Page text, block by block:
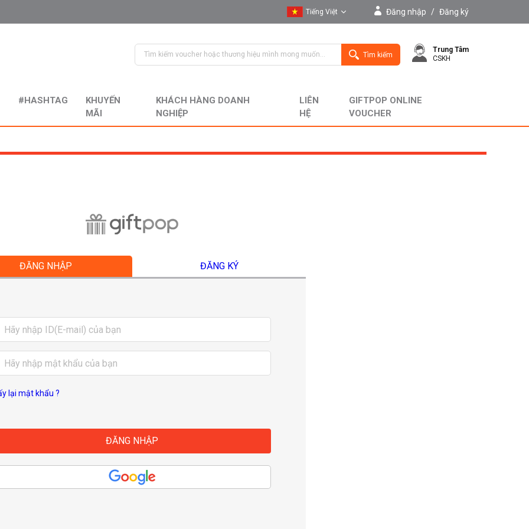
Tiếng Việt
English
Đăng nhập / Đăng ký
Tìm kiếm
Trung Tâm
CSKH
#HASHTAG
KHUYẾN
MÃI
KHÁCH HÀNG DOANH
NGHIỆP
LIÊN
HỆ
GIFTPOP ONLINE
VOUCHER
ĐĂNG NHẬP ĐĂNG KÝ
lại mật khẩu ?